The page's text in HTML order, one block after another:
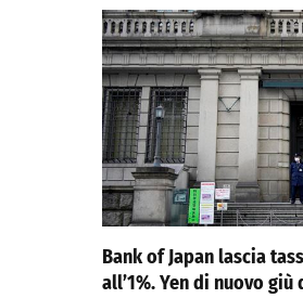
Bank of Japan lascia
all’1%. Yen di nuovo